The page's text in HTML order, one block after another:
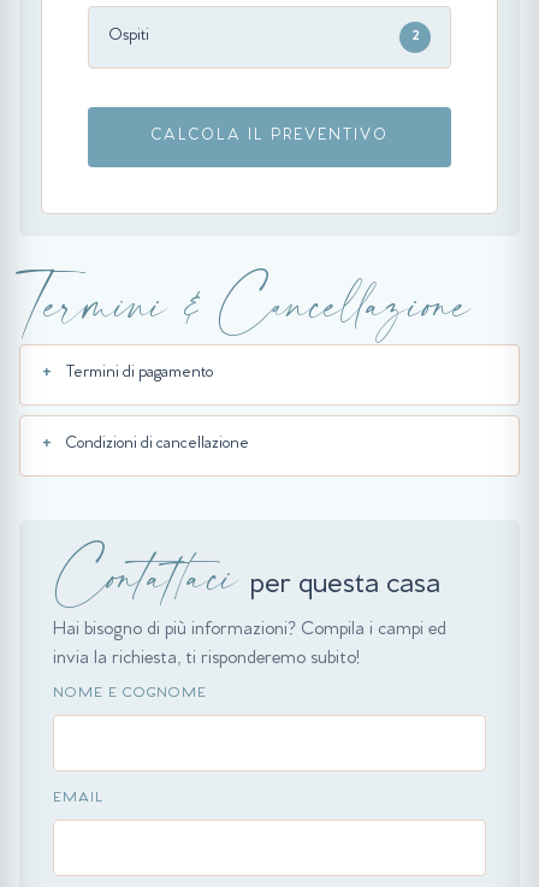
Ospiti 2
CALCOLA IL PREVENTIVO
Termini & Cancellazione
Termini di pagamento
Condizioni di cancellazione
Contattaci per questa casa
Hai bisogno di più informazioni? Compila i campi ed
invia la richiesta, ti risponderemo subito!
NOME E COGNOME
EMAIL